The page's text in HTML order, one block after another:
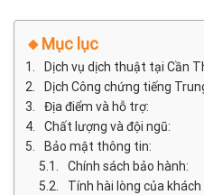
🔸Mục lục
Dịch vụ dịch thuật tại Cần
Dịch Công chứng tiếng
Địa điểm và hỗ trợ:
Chất lượng và đội ngũ:
Bảo mật thông tin:
Chính sách bảo hành:
Tính hài lòng của khách